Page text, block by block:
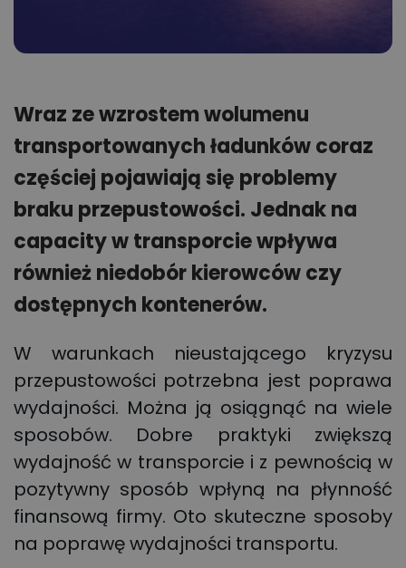
Wraz ze wzrostem wolumenu
transportowanych ładunków coraz
częściej pojawiają się problemy
braku przepustowości. Jednak na
capacity w transporcie wpływa
również niedobór kierowców czy
dostępnych kontenerów.
W warunkach nieustającego kryzysu
przepustowości potrzebna jest poprawa
wydajności. Można ją osiągnąć na wiele
sposobów. Dobre praktyki zwiększą
wydajność w transporcie i z pewnością w
pozytywny sposób wpłyną na płynność
finansową firmy. Oto skuteczne sposoby
na poprawę wydajności transportu.